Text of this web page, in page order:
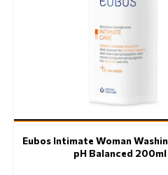
Eubos Intimate Woman
pH Balanced 200ml